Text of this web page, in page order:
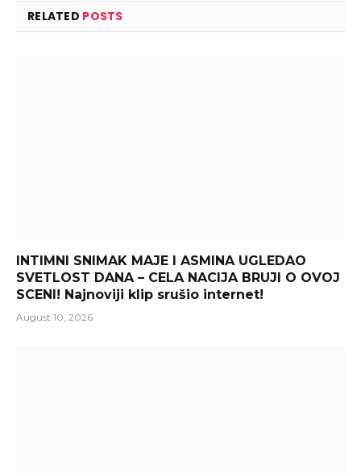
RELATED POSTS
INTIMNI SNIMAK MAJE I ASMINA UGLEDAO
SVETLOST DANA – CELA NACIJA BRUJI O OVOJ
SCENI! Najnoviji klip srušio internet!
August 10, 2026